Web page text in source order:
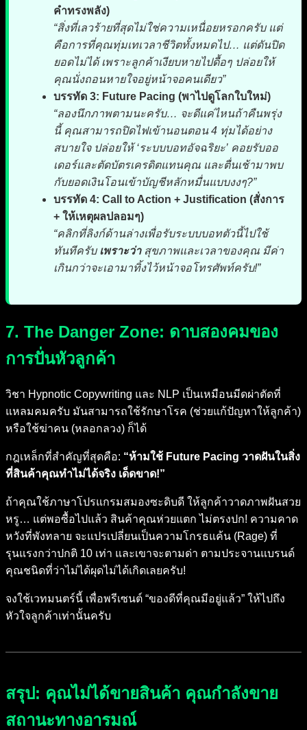
คำทรงพลัง)
“สิ่งที่เลวร้ายที่สุดไม่ใช่ความเหนื่อยหรอกครับ แต่
คือการที่คุณทุ่มเทเวลาชีวิตทั้งหมดไป… แต่ดันปิด
ยอดไม่ได้ เพราะลูกค้าเงียบหายไปดื้อๆ ปล่อยให้
คุณนั่งถอนหายใจอยู่หน้าจอคนเดียว”
บรรทัด 3: Future Pacing (พาไปดูโลกใบใหม่)
“ลองนึกภาพตามนะครับ… จะดีแค่ไหนถ้าคืนพรุ่ง
นี้ คุณสามารถปิดไฟเข้านอนตอน 4 ทุ่มได้อย่าง
สบายใจ ปล่อยให้ ‘ระบบบอทอัจฉริยะ’ คอยรับออ
เดอร์และตัดบัตรเครดิตแทนคุณ และตื่นเช้ามาพบ
กับยอดเงินโอนเข้าบัญชีหลักหมื่นแบบงงๆ?”
บรรทัด 4: Call to Action + Justification (สั่งการ
+ ให้เหตุผลปลอมๆ)
“คลิกที่ลิงก์ด้านล่างเพื่อรับระบบบอทตัวนี้ไปใช้
ทันทีครับเพราะว่าสุขภาพและเวลาของคุณ มีค่า
เกินกว่าจะเอามาทิ้งไว้หน้าจอโทรศัพท์ครับ!”
7. The Danger Zone: ดาบสองคมของ
การปั่นหัวลูกค้า
วิชา Hypnotic Copywriting และ NLP เป็นเหมือนมีดผ่าตัดที่
แหลมคมครับ มันสามารถใช้รักษาโรค (ช่วยแก้ปัญหาให้ลูกค้า)
หรือใช้ฆ่าคน (หลอกลวง) ก็ได้
กฎเหล็กที่สำคัญที่สุดคือ: “ห้ามใช้ Future Pacing วาดฝันในสิ่ง
ที่สินค้าคุณทำไม่ได้จริง เด็ดขาด!”
ถ้าคุณใช้ภาษาโปรแกรมสมองซะดิบดี ให้ลูกค้าวาดภาพฝันสวย
หรู… แต่พอซื้อไปแล้ว สินค้าคุณห่วยแตก ไม่ตรงปก! ความคาด
หวังที่พังทลาย จะแปรเปลี่ยนเป็นความโกรธแค้น (Rage) ที่
รุนแรงกว่าปกติ 10 เท่า และเขาจะตามด่า ตามประจานแบรนด์
คุณชนิดที่ว่าไม่ได้ผุดไม่ได้เกิดเลยครับ!
จงใช้เวทมนตร์นี้ เพื่อพรีเซนต์ “ของดีที่คุณมีอยู่แล้ว” ให้ไปถึง
หัวใจลูกค้าเท่านั้นครับ
สรุป: คุณไม่ได้ขายสินค้า คุณกำลังขาย
สถานะทางอารมณ์